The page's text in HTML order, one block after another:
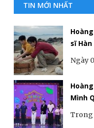
TIN MỚI NHẤT
sĩ
Ngày
Mình
Trong